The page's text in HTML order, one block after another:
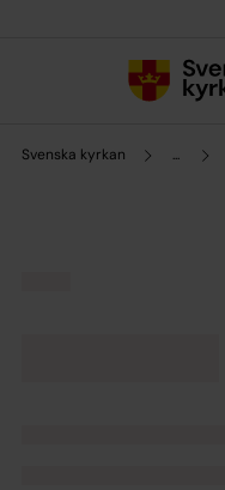
Svenska kyrkan ...